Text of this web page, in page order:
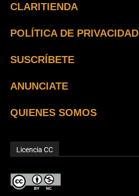
CLARITIENDA
POLÍTICA DE PRIVACIDAD
SUSCRÍBETE
ANUNCIATE
QUIENES SOMOS
Licencia CC